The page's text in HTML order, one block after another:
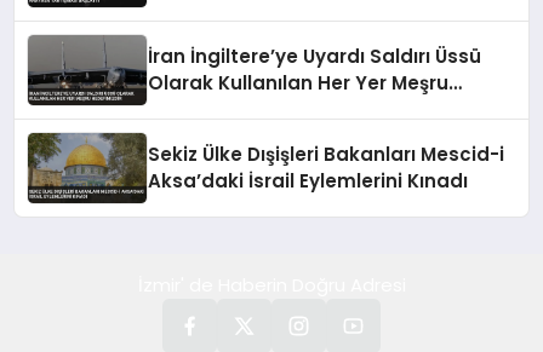
İran İngiltere’ye Uyardı Saldırı Üssü
Olarak Kullanılan Her Yer Meşru
Sekiz Ülke Dışişleri Bakanları Mescid-i
Aksa’daki İsrail Eylemlerini Kınadı